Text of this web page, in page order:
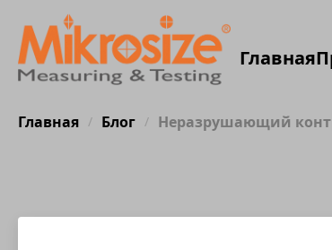
Главная
Главная / Блог / Неразрушающий